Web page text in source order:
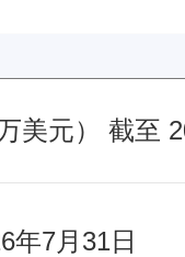
美元） 截至
年7月31日